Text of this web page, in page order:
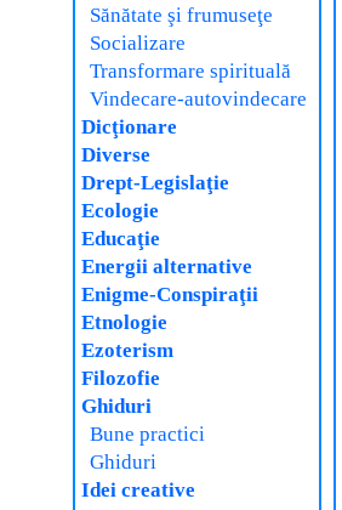
Sănătate şi frumuseţe
Socializare
Transformare spirituală
Vindecare-autovindecare
Dicţionare
Diverse
Drept-Legislaţie
Ecologie
Educaţie
Energii alternative
Enigme-Conspiraţii
Etnologie
Ezoterism
Filozofie
Ghiduri
Bune practici
Ghiduri
Idei creative